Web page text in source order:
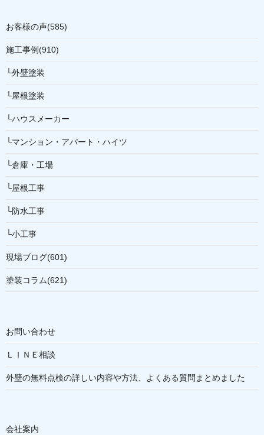
お客様の声(585)
施工事例(910)
└外壁塗装
└屋根塗装
└ハウスメーカー
└マンション・アパート・ハイツ
└倉庫・工場
└屋根工事
└防水工事
└小工事
現場ブログ(601)
塗装コラム(621)
お問い合わせ
ＬＩＮＥ相談
外壁の無料点検の詳しい内容や方法、よくある質問まとめました
会社案内